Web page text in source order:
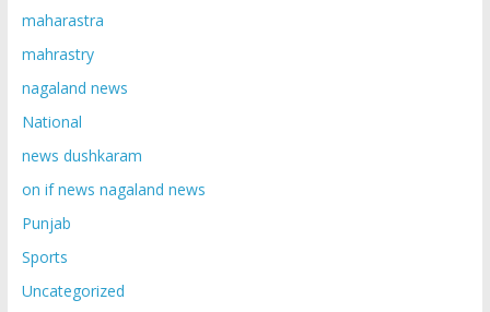
maharastra
mahrastry
nagaland news
National
news dushkaram
on if news nagaland news
Punjab
Sports
Uncategorized